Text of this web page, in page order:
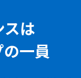
スは
一員